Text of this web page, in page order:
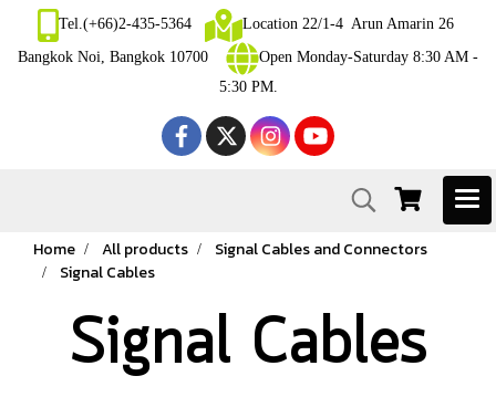
Tel.(+66)2-435-5364
Location 22/1-4 Arun Amarin 26
Bangkok Noi, Bangkok 10700
Open Monday-Saturday 8:30 AM -
5:30 PM.
Home All products
Signal Cables and Connectors
Signal Cables
Signal Cables